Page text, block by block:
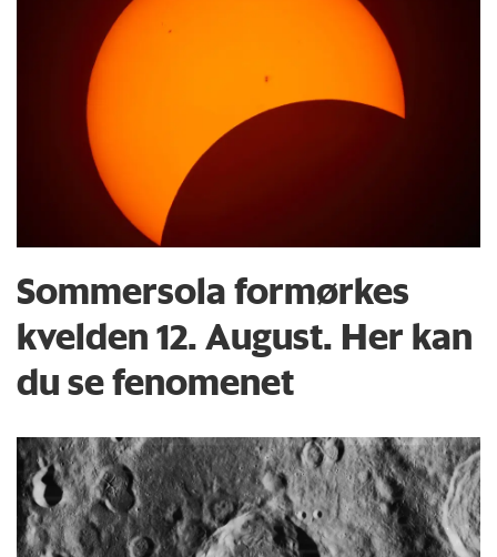
Sommersola formørkes
kvelden 12. August. Her kan
du se fenomenet